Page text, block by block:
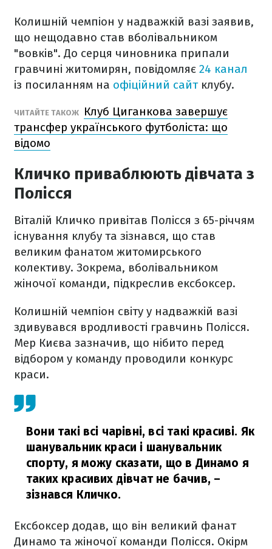
Колишній чемпіон у надважкій вазі заявив,
що нещодавно став вболівальником
"вовків". До серця чиновника припали
гравчині житомирян, повідомляє 24 канал
із посиланням на офіційний сайтклубу.
ЧИТАЙТЕ ТАКОЖ
Клуб Циганкова завершує
трансфер українського футболіста: що
відомо
Кличко приваблюють дівчата з
Полісся
Віталій Кличко привітав Полісся з 65-річчям
існування клубу та зізнався, що став
великим фанатом житомирського
колективу. Зокрема, вболівальником
жіночої команди, підкреслив ексбоксер.
Колишній чемпіон світу у надважкій вазі
здивувався вродливості гравчинь Полісся.
Мер Києва зазначив, що нібито перед
відбором у команду проводили конкурс
краси.
Вони такі всі чарівні, всі такі красиві. Як
шанувальник краси і шанувальник
спорту, я можу сказати, що в Динамо я
таких красивих дівчат не бачив, –
зізнався Кличко.
Ексбоксер додав, що він великий фанат
Динамо та жіночої команди Полісся. Окірм